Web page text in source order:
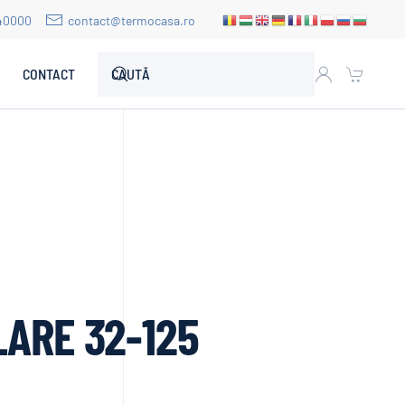
contact@termocasa.ro
CONTACT
32-125